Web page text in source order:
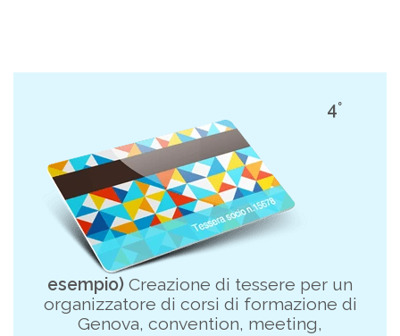
4°
esempio) Creazione di tessere per un
organizzatore di corsi di formazione di
Genova, convention, meeting,